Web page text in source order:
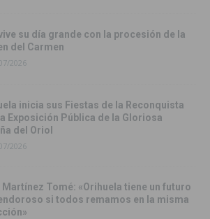
su día grande con la procesión de la
del Carmen
2026
inicia sus Fiestas de la Reconquista
Exposición Pública de la Gloriosa
del Oriol
2026
Martínez Tomé: «Orihuela tiene un futuro
si todos remamos en la misma